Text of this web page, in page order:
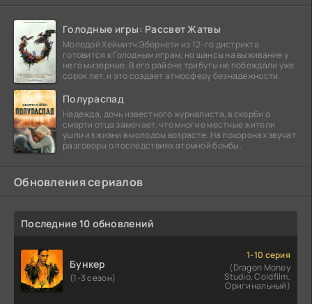
Голодные игры: Рассвет Жатвы
Молодой Хеймитч Эбернети из 12-го дистрикта
готовится к Голодным играм, но шансы на выживание у
него мизерные. В его районе трибуты не побеждали уже
сорок лет, и это создает атмосферу безнадежности.
Полураспад
Надежда, дочь известного журналиста, в скорби о
смерти отца замечает, что многие местные жители
ушли из жизни в молодом возрасте. На похоронах звучат
разговоры о последствиях атомной бомбы.
Обновления сериалов
Последние 10 обновлений
Бункер
(1-3 сезон)
1-10 серия
(Dragon Money
Studio, Coldfilm,
Оригинальный)